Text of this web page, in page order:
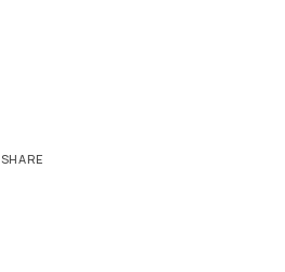
SHARE